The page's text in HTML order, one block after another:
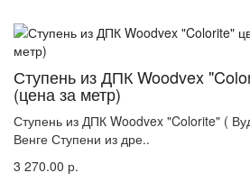
Ступень из ДПК Woodvex
(цена за метр)
Ступень из ДПК Woodvex "Colorite" (
Венге Ступени из дре..
3 270.00 р.